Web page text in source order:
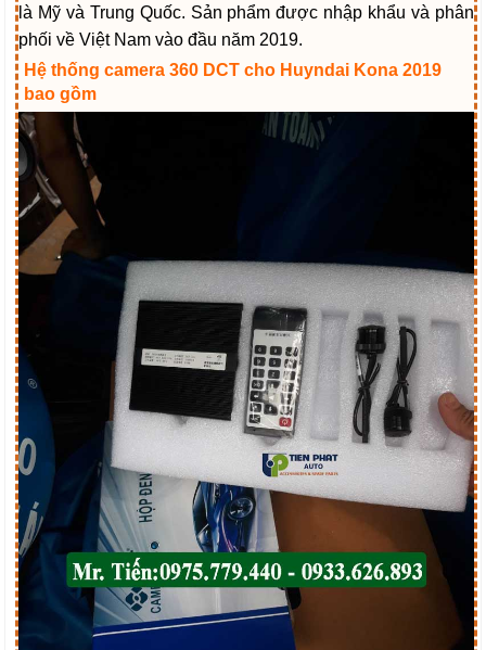
là Mỹ và Trung Quốc. Sản phẩm được nhập khẩu và phân
phối về Việt Nam vào đầu năm 2019.
Hệ thống camera 360 DCT cho Huyndai Kona 2019
bao gồm